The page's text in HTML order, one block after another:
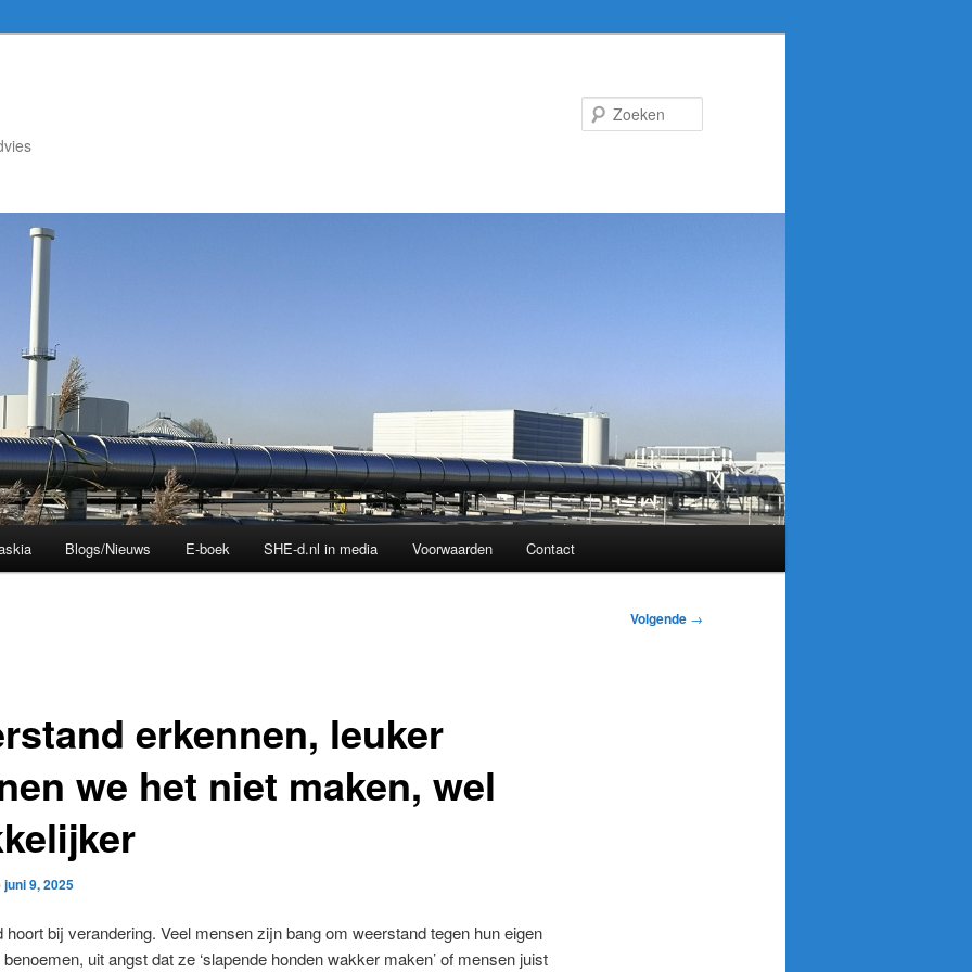
Blogs/Nieuws E-boek SHE-d.nl in media Voorwaarden Contact
Volgende →
erkennen, leuker
we het niet maken, wel
juni 9, 2025
hoort bij verandering. Veel mensen zijn bang om weerstand tegen hun eigen
uit angst dat ze ‘slapende honden wakker maken’ of mensen juist